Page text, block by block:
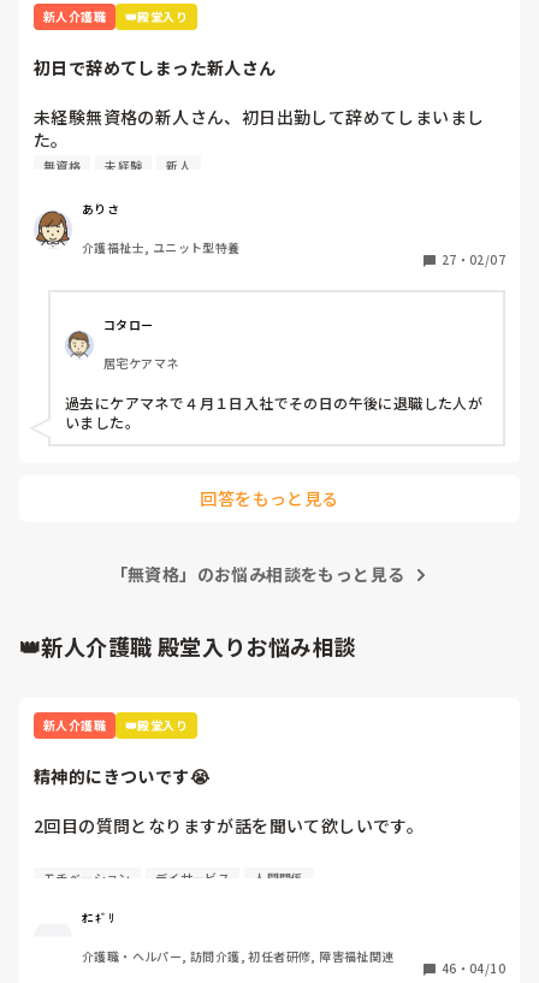
緊急時は除きますが
残業＝仕事できない
2週間前から独り立ちしましたが
してから毎回他の職員に「まだいるの！？」と言われます。
が、資格よりも現場での五角グラフがバランスの良い職員に
なりたいです。
皆さんが現場で心掛けている業務の進め方をご教授頂きたい
最初の頃は、全部きっちりやらなきゃと思って時間が足りなく
なっていました。
でも実際は「優先順位」がすごく大事で、
・その日中に絶対必要なケア
を先に終わらせて、その他は無理に抱え込まないようにしてい
書かれている通り、報告のグレーゾーンって悩みますよね。
私は
・いつもと違う様子
・ヒヤリとしたこと
るようにしていました。
最初は先輩に「これは報告した方がいいですか？」と聞きなが
③「時間で区切って動く」
「このケアは何分まで」とざっくり決めておくと、ダラダラせ
完璧を目指すより「時間内でできるベスト」を意識する感じで
だと思います。
新人介護職 👑殿堂入り
初日で辞めてしまった新人さん
未経験無資格の新人さん、初日出勤して辞めてしまいまし
た。
無資格 未経験 新人
ありさ
介護福祉士, ユニット型特養
27 ・ 02/07
コタロー
居宅ケアマネ
過去にケアマネで４月１日入社でその日の午後に退職した人が
いました。
回答をもっと見る
「無資格」のお悩み相談をもっと見る
👑新人介護職 殿堂入りお悩み相談
新人介護職 👑殿堂入り
精神的にきついです😭
2回目の質問となりますが話を聞いて欲しいです。
4月から約1週間たち、仕事も少しずつですが覚えてきまし
モチベーション デイサービス 人間関係
ｵﾆｷﾞﾘ
介護職・ヘルパー, 訪問介護, 初任者研修, 障害福祉関連
46 ・ 04/10